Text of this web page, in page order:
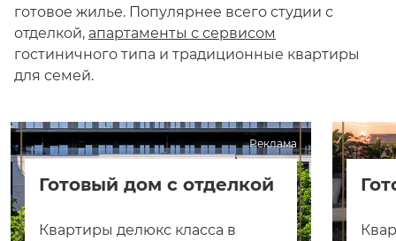
готовое жилье. Популярнее всего студии с
отделкой, апартаменты с сервисом
гостиничного типа и традиционные квартиры
для семей.
Реклама
Готовый дом с отделкой
Квартиры делюкс класса в